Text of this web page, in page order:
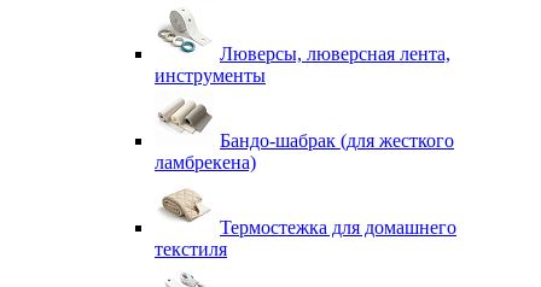
Люверсы, люверсная лента,
инструменты
Бандо-шабрак (для жесткого
ламбрекена)
Термостежка для домашнего
текстиля